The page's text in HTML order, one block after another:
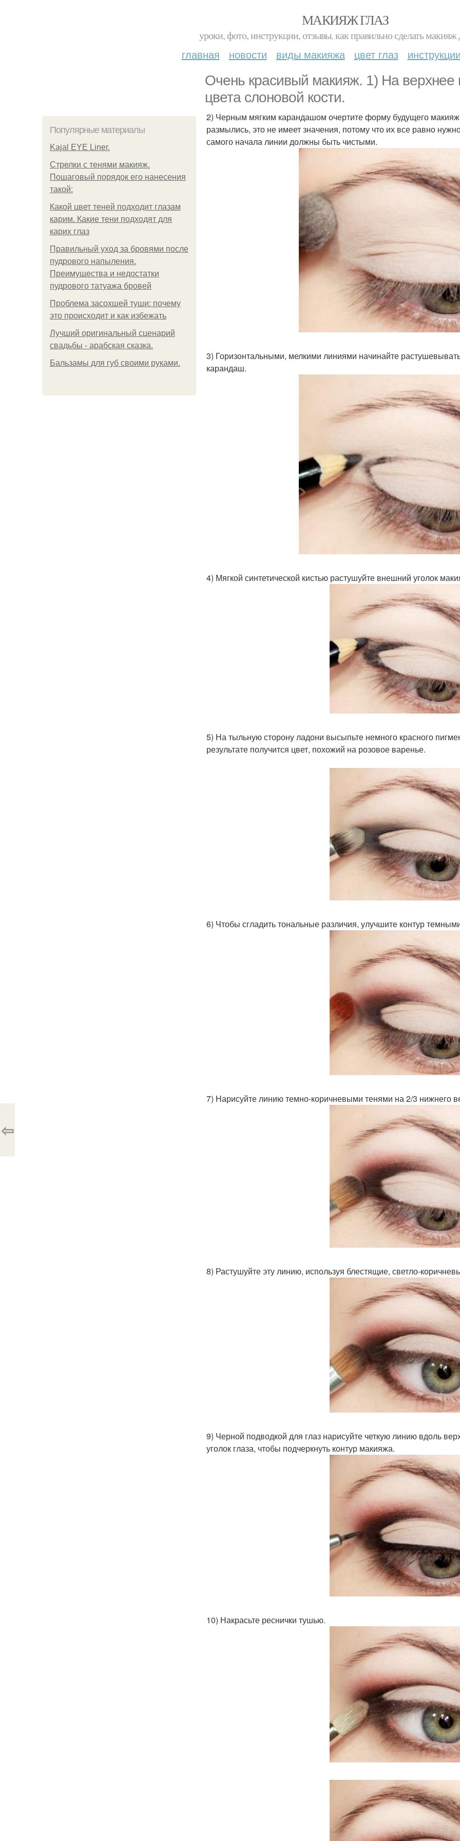
МАКИЯЖ ГЛАЗ
уроки, фото, инструкции, отзывы. как правильно сделать макияж
главная новости виды макияжа цвет глаз
Очень красивый макияж. 1) На верхнее
цвета слоновой кости.
Популярные материалы
Kajal EYE Liner.
Стрелки с тенями макияж.
Пошаговый порядок его нанесения
такой:
Какой цвет теней подходит глазам
карим. Какие тени подходят для
карих глаз
Правильный уход за бровями после
пудрового напыления.
Преимущества и недостатки
пудрового татуажа бровей
Проблема засохшей туши: почему
это происходит и как избежать
Лучший оригинальный сценарий
свадьбы - арабская сказка.
Бальзамы для губ своими руками.
2) Черным мягким карандашом очертите форму будущего
размылись, это не имеет значения, потому что их все равно
самого начала линии должны быть чистыми.
3) Горизонтальными, мелкими линиями начинайте
карандаш.
4) Мягкой синтетической кистью растушуйте внешний уголок
5) На тыльную сторону ладони высыпьте немного красного
результате получится цвет, похожий на розовое варенье.
6) Чтобы сгладить тональные различия, улучшите контур
7) Нарисуйте линию темно-коричневыми тенями на 2/3 нижнего
8) Растушуйте эту линию, используя блестящие, светло-
9) Черной подводкой для глаз нарисуйте четкую линию вдоль
уголок глаза, чтобы подчеркнуть контур макияжа.
10) Накрасьте реснички тушью.
⇦